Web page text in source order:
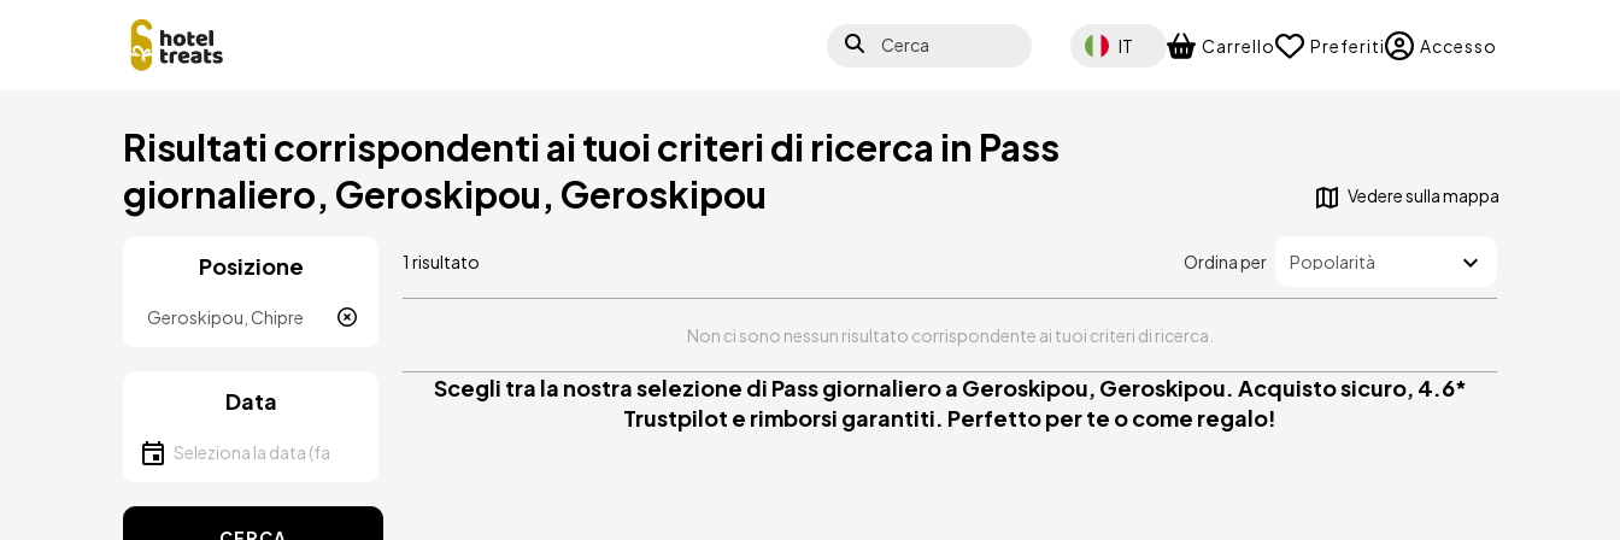
Cerca Select your language
IT Carrello Preferiti Accesso
Risultati corrispondenti ai tuoi criteri di ricerca in Pass
giornaliero, Geroskipou, Geroskipou
Vedere sulla mappa
Posizione
Data
Seleziona la data
Ordina per
1 risultato
Non ci sono nessun risultato corrispondente ai tuoi criteri di ricerca.
Scegli tra la nostra selezione di Pass giornaliero a Geroskipou, Geroskipou. Acquisto sicuro, 4.6*
Trustpilot e rimborsi garantiti. Perfetto per te o come regalo!